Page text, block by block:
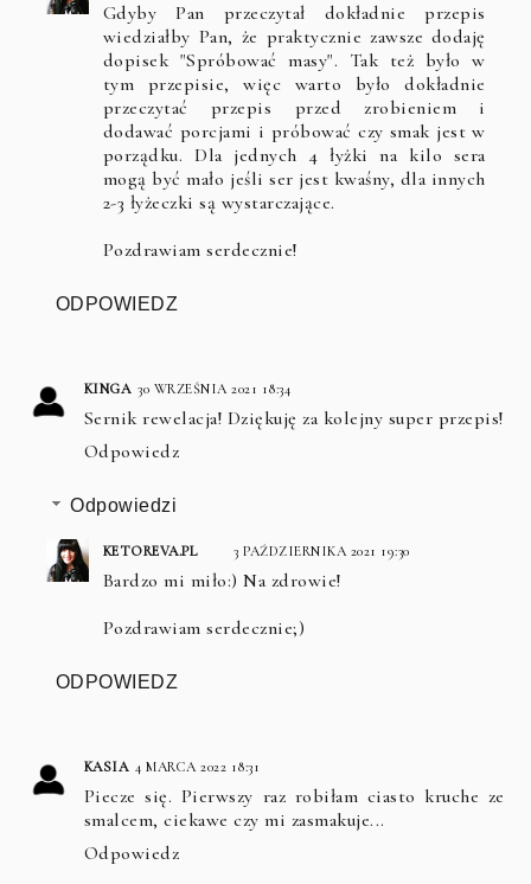
Gdyby Pan przeczytał dokładnie przepis
wiedziałby Pan, że praktycznie zawsze dodaję
dopisek "Spróbować masy". Tak też było w
tym przepisie, więc warto było dokładnie
przeczytać przepis przed zrobieniem i
dodawać porcjami i próbować czy smak jest w
porządku. Dla jednych 4 łyżki na kilo sera
mogą być mało jeśli ser jest kwaśny, dla innych
2-3 łyżeczki są wystarczające.
Pozdrawiam serdecznie!
ODPOWIEDZ
KINGA 30 WRZEŚNIA 2021 18:34
Sernik rewelacja! Dziękuję za kolejny super przepis!
Odpowiedz
Odpowiedzi
KETOREVA.PL 3 PAŹDZIERNIKA 2021 19:30
Bardzo mi miło:) Na zdrowie!
Pozdrawiam serdecznie;)
ODPOWIEDZ
KASIA 4 MARCA 2022 18:31
Piecze się. Pierwszy raz robiłam ciasto kruche ze
smalcem, ciekawe czy mi zasmakuje...
Odpowiedz